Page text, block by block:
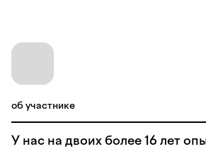
об участнике
У нас на двоих более 16 лет